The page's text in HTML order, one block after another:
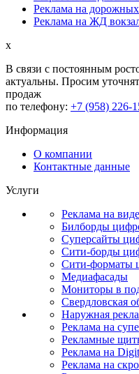
Реклама на дорожных
Реклама на ЖД
x
В связи с постоянным
актуальны. Просим
продаж
по телефону: +7 (958) 226-
Информация
О компании
Контактные данные
Услуги
Реклама на
Билборды
Суперсайты
Сити-борды
Сити-форматы
Медиафасады
Мониторы в
Свердловская
Наружная
Реклама на
Рекламные
Реклама на
Реклама на